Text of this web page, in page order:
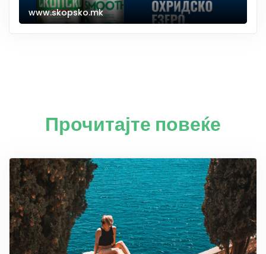
www.skopsko.mk
Прочитајте повеќе